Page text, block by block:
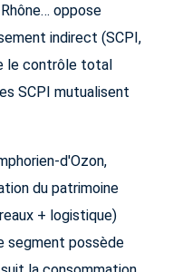
oppose
indirect (SCPI,
le contrôle total
SCPI mutualisent
d'Ozon,
du patrimoine
+ logistique)
segment possède